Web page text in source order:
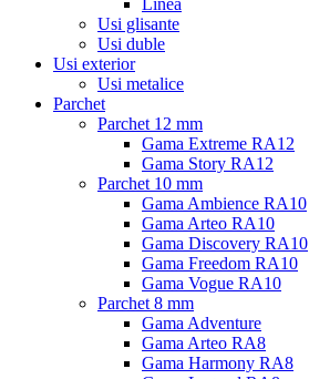
Linea
Usi glisante
Usi duble
Usi exterior
Usi metalice
Parchet
Parchet 12 mm
Gama Extreme RA12
Gama Story RA12
Parchet 10 mm
Gama Ambience RA10
Gama Arteo RA10
Gama Discovery RA10
Gama Freedom RA10
Gama Vogue RA10
Parchet 8 mm
Gama Adventure
Gama Arteo RA8
Gama Harmony RA8